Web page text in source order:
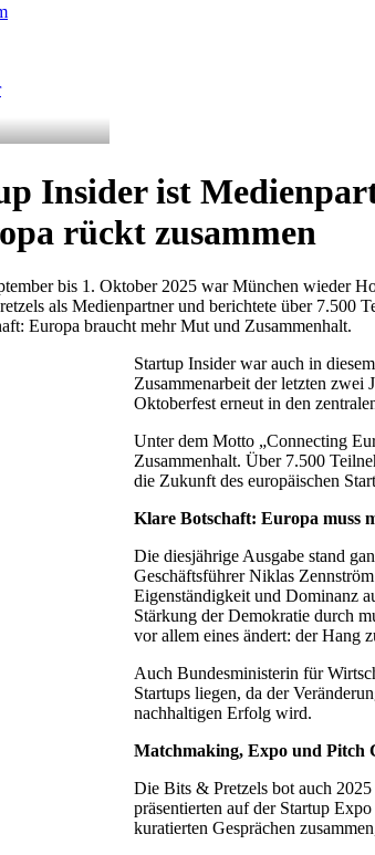
Insider ist
rückt zusammen
bis 1. Oktober 2025 war München wieder
als Medienpartner und berichtete über 7.500
Europa braucht mehr Mut und Zusammenhalt.
Startup Insider war auch in
Zusammenarbeit der letzten zwei
Oktoberfest erneut in den
Unter dem Motto „Connecting
Zusammenhalt. Über 7.500
die Zukunft des europäischen
Klare Botschaft: Europa muss
Die diesjährige Ausgabe stand
Geschäftsführer Niklas
Eigenständigkeit und Dominanz
Stärkung der Demokratie durch
vor allem eines ändert: der Hang
Auch Bundesministerin für
Startups liegen, da der
nachhaltigen Erfolg wird.
Matchmaking, Expo und Pitch
Die Bits & Pretzels bot auch
präsentierten auf der Startup
kuratierten Gesprächen